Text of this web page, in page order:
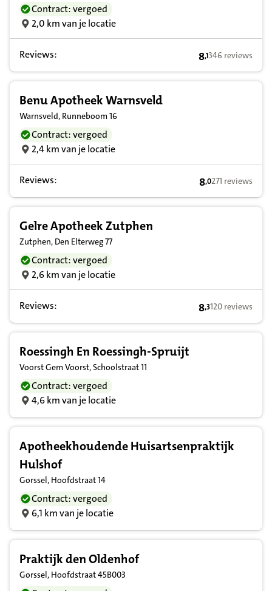
Contract: vergoed
2,0 km van je locatie
Reviews: 8,1 op basis van
8,1346 reviews
Benu Apotheek Warnsveld
Warnsveld, Runneboom 16
Contract: vergoed
2,4 km van je locatie
Reviews: 8,0 op basis van
8,0271 reviews
Gelre Apotheek Zutphen
Zutphen, Den Elterweg 77
Contract: vergoed
2,6 km van je locatie
Reviews: 8,3 op basis van
8,3120 reviews
Roessingh En Roessingh-Spruijt
Voorst Gem Voorst, Schoolstraat 11
Contract: vergoed
4,6 km van je locatie
Apotheekhoudende Huisartsenpraktijk
Hulshof
Gorssel, Hoofdstraat 14
Contract: vergoed
6,1 km van je locatie
Praktijk den Oldenhof
Gorssel, Hoofdstraat 45B003